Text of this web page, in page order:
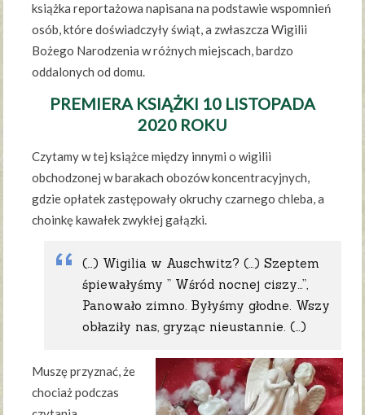
książka reportażowa napisana na podstawie wspomnień
osób, które doświadczyły świąt, a zwłaszcza Wigilii
Bożego Narodzenia w różnych miejscach, bardzo
oddalonych od domu.
PREMIERA KSIĄŻKI 10 LISTOPADA
2020 ROKU
Czytamy w tej książce między innymi o wigilii
obchodzonej w barakach obozów koncentracyjnych,
gdzie opłatek zastępowały okruchy czarnego chleba, a
choinkę kawałek zwykłej gałązki.
(…) Wigilia w Auschwitz? (…) Szeptem
śpiewałyśmy ” Wśród nocnej ciszy…”,
Panowało zimno. Byłyśmy głodne. Wszy
obłaziły nas, gryząc nieustannie. (…)
Muszę przyznać, że
chociaż podczas